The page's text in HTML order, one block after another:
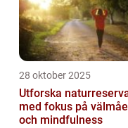
28 oktober 2025
Utforska
med fokus på
och mindfulness